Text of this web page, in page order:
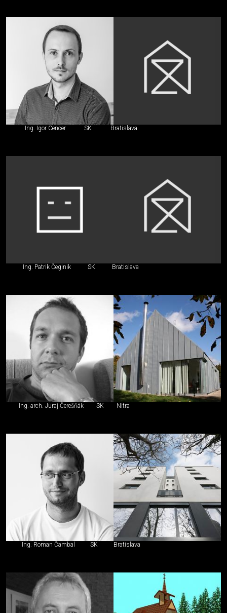
Ing. Igor Cencer SK Bratislava
Ing. Patrik Čeginik SK Bratislava
Ing. arch. Juraj Čerešňák SK Nitra
Ing. Roman Čambal SK Bratislava